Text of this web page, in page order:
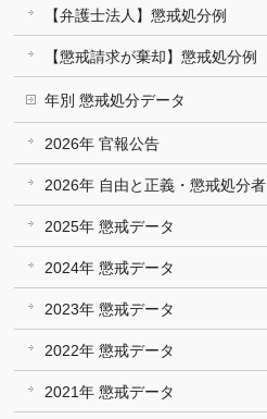
【弁護士法人】懲戒処分例
【懲戒請求が棄却】懲戒処分例
年別 懲戒処分データ
2026年 官報公告
2026年 自由と正義・懲戒処分者
2025年 懲戒データ
2024年 懲戒データ
2023年 懲戒データ
2022年 懲戒データ
2021年 懲戒データ